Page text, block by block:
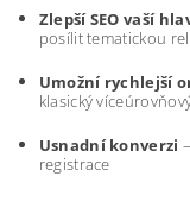
Zlepší SEO vaší
posílit tematickou
Umožní rychlejší
klasický
Usnadní konverzi
registrace